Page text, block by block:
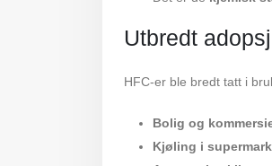
Utbredt
HFC-er ble bredt tatt i
Bolig og
Kjøling i